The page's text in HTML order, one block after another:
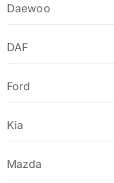
Daewoo
DAF
Ford
Kia
Mazda